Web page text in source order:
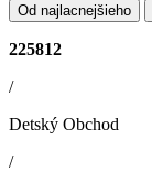
Od najlacnejšieho
225812
/
Detský Obchod
/